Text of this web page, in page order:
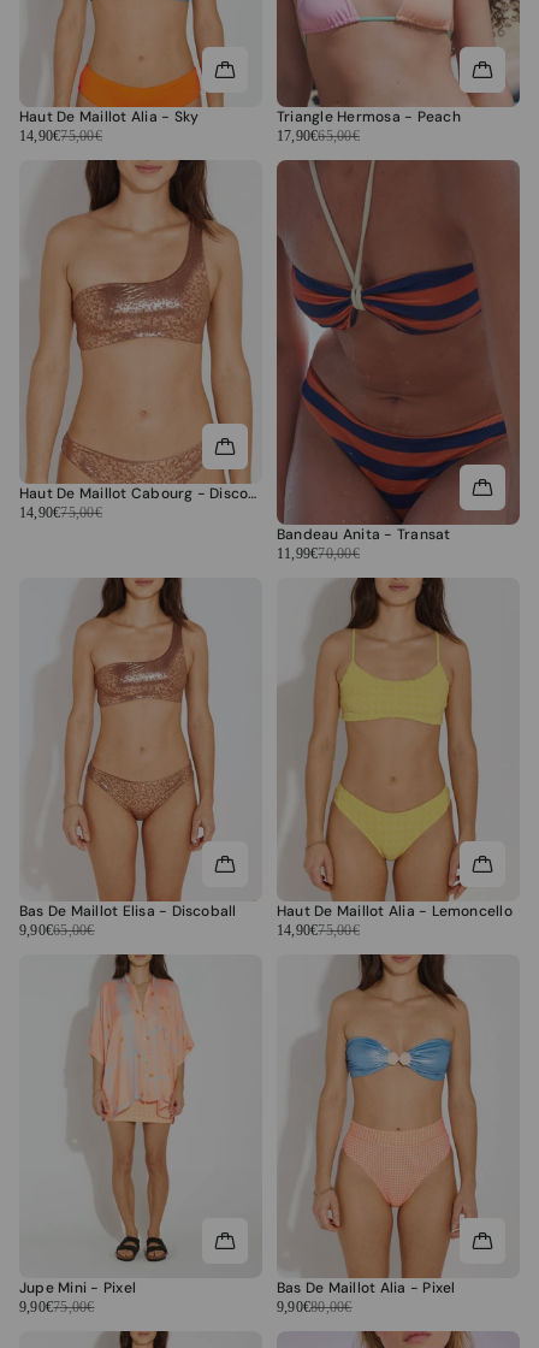
Haut De Maillot Alia - Sky
14,90€75,00€
Triangle Hermosa - Peach
17,90€65,00€
Haut De Maillot Cabourg - Discoball
14,90€75,00€
Bandeau Anita - Transat
11,99€70,00€
Bas De Maillot Elisa - Discoball
9,90€65,00€
Haut De Maillot Alia - Lemoncello
14,90€75,00€
Jupe Mini - Pixel
9,90€75,00€
Bas De Maillot Alia - Pixel
9,90€80,00€